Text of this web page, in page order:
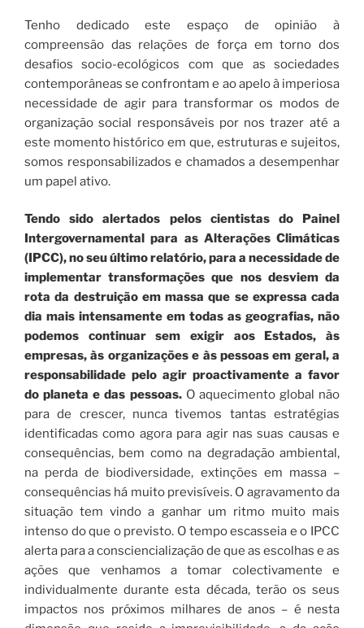
Tenho dedicado este espaço de opinião à
compreensão das relações de força em torno dos
desafios socio-ecológicos com que as sociedades
contemporâneas se confrontam e ao apelo à imperiosa
necessidade de agir para transformar os modos de
organização social responsáveis por nos trazer até a
este momento histórico em que, estruturas e sujeitos,
somos responsabilizados e chamados a desempenhar
um papel ativo.
Tendo sido alertados pelos cientistas do Painel
Intergovernamental para as Alterações Climáticas
(IPCC), no seu último relatório, para a necessidade de
implementar transformações que nos desviem da
rota da destruição em massa que se expressa cada
dia mais intensamente em todas as geografias, não
podemos continuar sem exigir aos Estados, às
empresas, às organizações e às pessoas em geral, a
responsabilidade pelo agir proactivamente a favor
do planeta e das pessoas.O aquecimento global não
para de crescer, nunca tivemos tantas estratégias
identificadas como agora para agir nas suas causas e
consequências, bem como na degradação ambiental,
na perda de biodiversidade, extinções em massa –
consequências há muito previsíveis. O agravamento da
situação tem vindo a ganhar um ritmo muito mais
intenso do que o previsto. O tempo escasseia e o IPCC
alerta para a consciencialização de que as escolhas e as
ações que venhamos a tomar colectivamente e
individualmente durante esta década, terão os seus
impactos nos próximos milhares de anos – é nesta